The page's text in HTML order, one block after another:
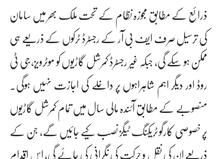
ذرائع کے مطابق مجوزہ نظام کے تحت ملک بھر میں سامان
کی ترسیل صرف ایف بی آر کے رجسٹرڈ ٹرکوں کے ذریعے ہی
ممکن ہو سکے گی، جبکہ غیر رجسٹرڈ کمرشل گاڑیوں کو موٹرویز، جی ٹی
روڈ اور دیگر اہم شاہراہوں پر داخلے کی اجازت نہیں ہوگی۔
منصوبے کے مطابق آئندہ مالی سال میں تمام کمرشل گاڑیوں
پر خصوصی کارگو ٹریکنگ ٹیگز نصب کیے جائیں گے، جن کے